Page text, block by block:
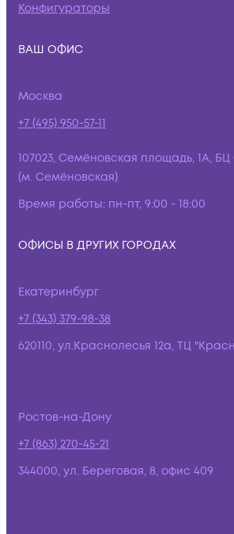
Конфигураторы
ВАШ ОФИС
Москва
+7 (495) 950-57-11
107023, Семёновская площадь, 1А,
(м. Семёновская)
Время работы: пн-пт, 9:00 - 18:00
ОФИСЫ В ДРУГИХ ГОРОДАХ
Екатеринбург
+7 (343) 379-98-38
620110, ул.Краснолесья 12а, ТЦ
Ростов-на-Дону
+7 (863) 270-45-21
344000, ул. Береговая, 8, офис 409